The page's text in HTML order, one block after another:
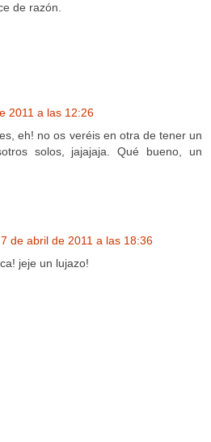
de razón.
2011 a las 12:26
eh! no os veréis en otra de tener un
solos, jajajaja. Qué bueno, un
7 de abril de 2011 a las 18:36
jeje un lujazo!